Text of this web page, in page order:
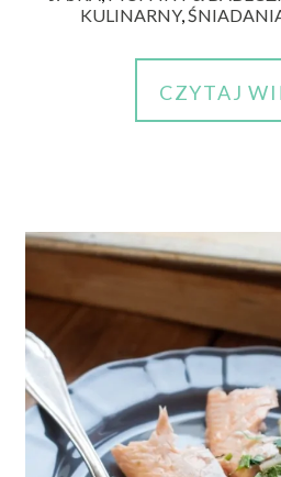
KULINARNY,
CZYTAJ